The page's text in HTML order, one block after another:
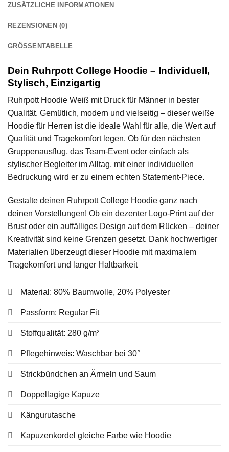
ZUSÄTZLICHE INFORMATIONEN
REZENSIONEN (0)
GRÖSSENTABELLE
Dein Ruhrpott College Hoodie – Individuell,
Stylisch, Einzigartig
Ruhrpott Hoodie Weiß mit Druck für Männer in bester
Qualität. Gemütlich, modern und vielseitig – dieser weiße
Hoodie für Herren ist die ideale Wahl für alle, die Wert auf
Qualität und Tragekomfort legen. Ob für den nächsten
Gruppenausflug, das Team-Event oder einfach als
stylischer Begleiter im Alltag, mit einer individuellen
Bedruckung wird er zu einem echten Statement-Piece.
Gestalte deinen Ruhrpott College Hoodie ganz nach
deinen Vorstellungen! Ob ein dezenter Logo-Print auf der
Brust oder ein auffälliges Design auf dem Rücken – deiner
Kreativität sind keine Grenzen gesetzt. Dank hochwertiger
Materialien überzeugt dieser Hoodie mit maximalem
Tragekomfort und langer Haltbarkeit
Material: 80% Baumwolle, 20% Polyester
Passform: Regular Fit
Stoffqualität: 280 g/m²
Pflegehinweis: Waschbar bei 30°
Strickbündchen an Ärmeln und Saum
Doppellagige Kapuze
Kängurutasche
Kapuzenkordel gleiche Farbe wie Hoodie